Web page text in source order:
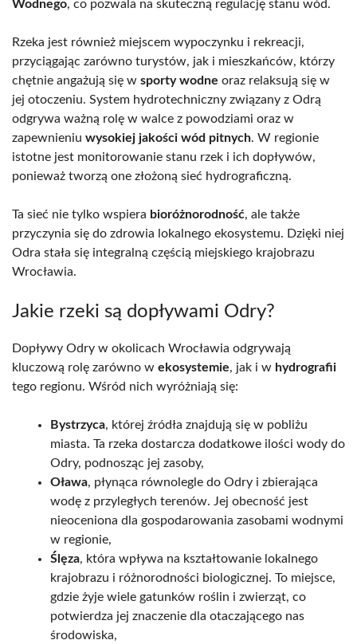
Wodnego, co pozwala na skuteczną regulację stanu wód.
Rzeka jest również miejscem wypoczynku i rekreacji,
przyciągając zarówno turystów, jak i mieszkańców, którzy
chętnie angażują się w sporty wodne oraz relaksują się w
jej otoczeniu. System hydrotechniczny związany z Odrą
odgrywa ważną rolę w walce z powodziami oraz w
zapewnieniu wysokiej jakości wód pitnych. W regionie
istotne jest monitorowanie stanu rzek i ich dopływów,
ponieważ tworzą one złożoną sieć hydrograficzną.
Ta sieć nie tylko wspiera bioróżnorodność, ale także
przyczynia się do zdrowia lokalnego ekosystemu. Dzięki niej
Odra stała się integralną częścią miejskiego krajobrazu
Wrocławia.
Jakie rzeki są dopływami Odry?
Dopływy Odry w okolicach Wrocławia odgrywają
kluczową rolę zarówno w ekosystemie, jak i w hydrografii
tego regionu. Wśród nich wyróżniają się:
Bystrzyca, której źródła znajdują się w pobliżu
miasta. Ta rzeka dostarcza dodatkowe ilości wody do
Odry, podnosząc jej zasoby,
Oława, płynąca równolegle do Odry i zbierająca
wodę z przyległych terenów. Jej obecność jest
nieoceniona dla gospodarowania zasobami wodnymi
w regionie,
Ślęza, która wpływa na kształtowanie lokalnego
krajobrazu i różnorodności biologicznej. To miejsce,
gdzie żyje wiele gatunków roślin i zwierząt, co
potwierdza jej znaczenie dla otaczającego nas
środowiska,